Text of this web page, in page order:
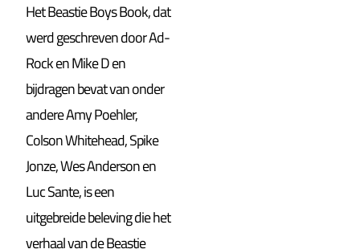
Het Beastie Boys Book, dat
werd geschreven door Ad-
Rock en Mike D en
bijdragen bevat van onder
andere Amy Poehler,
Colson Whitehead, Spike
Jonze, Wes Anderson en
Luc Sante, is een
uitgebreide beleving die het
verhaal van de Beastie